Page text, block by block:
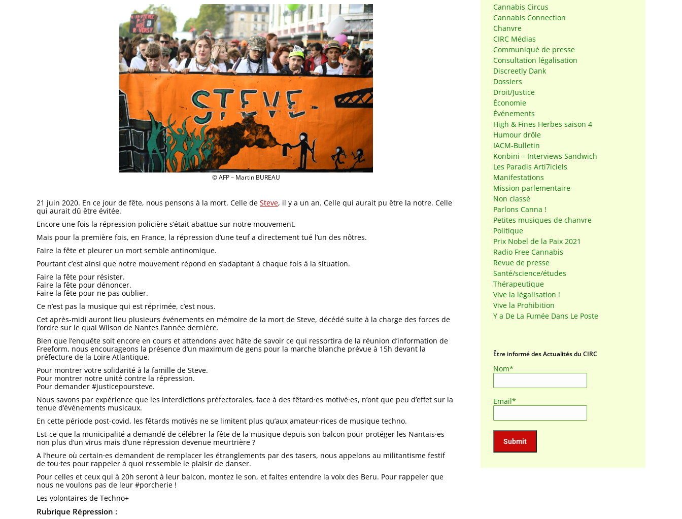
© AFP – Martin BUREAU
21 juin 2020. En ce jour de fête, nous pensons à la mort. Celle de Steve, il y a un an. Celle qui aurait pu être la notre. Celle
qui aurait dû être évitée.
Encore une fois la répression policière s’était abattue sur notre mouvement.
Mais pour la première fois, en France, la répression d’une teuf a directement tué l’un des nôtres.
Faire la fête et pleurer un mort semble antinomique.
Pourtant c’est ainsi que notre mouvement répond en s’adaptant à chaque fois à la situation.
Faire la fête pour résister.
Faire la fête pour dénoncer.
Faire la fête pour ne pas oublier.
Ce n’est pas la musique qui est réprimée, c’est nous.
Cet après-midi auront lieu plusieurs événements en mémoire de la mort de Steve, décédé suite à la charge des forces de
l’ordre sur le quai Wilson de Nantes l’année dernière.
Bien que l’enquête soit encore en cours et attendons avec hâte de savoir ce qui ressortira de la réunion d’information de
Freeform, nous encourageons la présence d’un maximum de gens pour la marche blanche prévue à 15h devant la
préfecture de la Loire Atlantique.
Pour montrer votre solidarité à la famille de Steve.
Pour montrer notre unité contre la répression.
Pour demander #justicepoursteve.
Nous savons par expérience que les interdictions préfectorales, face à des fêtard·es motivé·es, n’ont que peu d’effet sur la
tenue d’événements musicaux.
En cette période post-covid, les fêtards motivés ne se limitent plus qu’aux amateur·rices de musique techno.
Est-ce que la municipalité a demandé de célébrer la fête de la musique depuis son balcon pour protéger les Nantais·es
non plus d’un virus mais d’une répression devenue meurtrière ?
A l’heure où certain·es demandent de remplacer les étranglements par des tasers, nous appelons au militantisme festif
de tou·tes pour rappeler à quoi ressemble le plaisir de danser.
Pour celles et ceux qui à 20h seront à leur balcon, montez le son, et faites entendre la voix des Beru. Pour rappeler que
nous ne voulons pas de leur #porcherie !
Les volontaires de Techno+
Rubrique Répression :
Cannabis Circus
Cannabis Connection
Chanvre
CIRC Médias
Communiqué de presse
Consultation légalisation
Discreetly Dank
Dossiers
Droit/Justice
Économie
Événements
High & Fines Herbes saison 4
Humour drôle
IACM-Bulletin
Konbini – Interviews Sandwich
Les Paradis Arti7iciels
Manifestations
Mission parlementaire
Non classé
Parlons Canna !
Petites musiques de chanvre
Politique
Prix Nobel de la Paix 2021
Radio Free Cannabis
Revue de presse
Santé/science/études
Thérapeutique
Vive la légalisation !
Vive la Prohibition
Y a De La Fumée Dans Le Poste
Être informé des Actualités du CIRC
Nom*
Email*